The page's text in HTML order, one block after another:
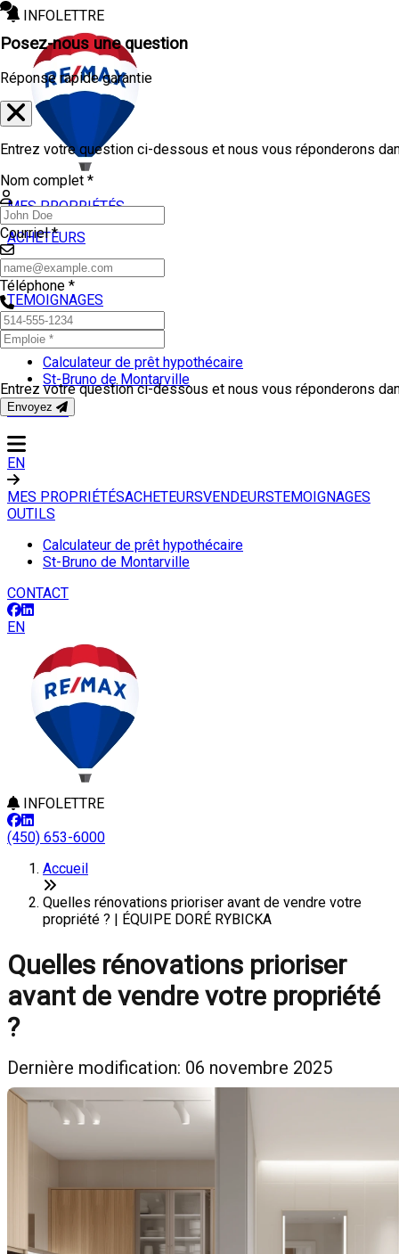
INFOLETTRE
MES PROPRIÉTÉS
ACHETEURS
VENDEURS
TEMOIGNAGES
OUTILS
Calculateur de prêt hypothécaire
St-Bruno de Montarville
CONTACT
EN
MES PROPRIÉTÉSACHETEURSVENDEURSTEMOIGNAGES
OUTILS
Calculateur de prêt hypothécaire
St-Bruno de Montarville
CONTACT
EN
INFOLETTRE
(450) 653-6000
Accueil
Quelles rénovations prioriser avant de vendre votre
propriété ? | ÉQUIPE DORÉ RYBICKA
Quelles rénovations prioriser
avant de vendre votre propriété
?
Dernière modification: 06 novembre 2025
Posez-nous une question
Réponse rapide garantie
Entrez votre question ci-dessous et nous vous réponderons
Nom complet *
Courriel *
Téléphone *
Entrez votre question ci-dessous et nous vous réponderons
Envoyez